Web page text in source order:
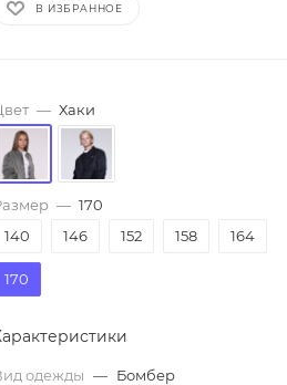
В ИЗБРАННОЕ
— Хаки
— 170
140
146 152 158 164
170
одежды — Бомбер